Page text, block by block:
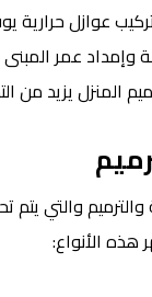
عوازل حرارية
وإمداد عمر المبنى
المنزل يزيد من
والترميم والتي
الأنواع: